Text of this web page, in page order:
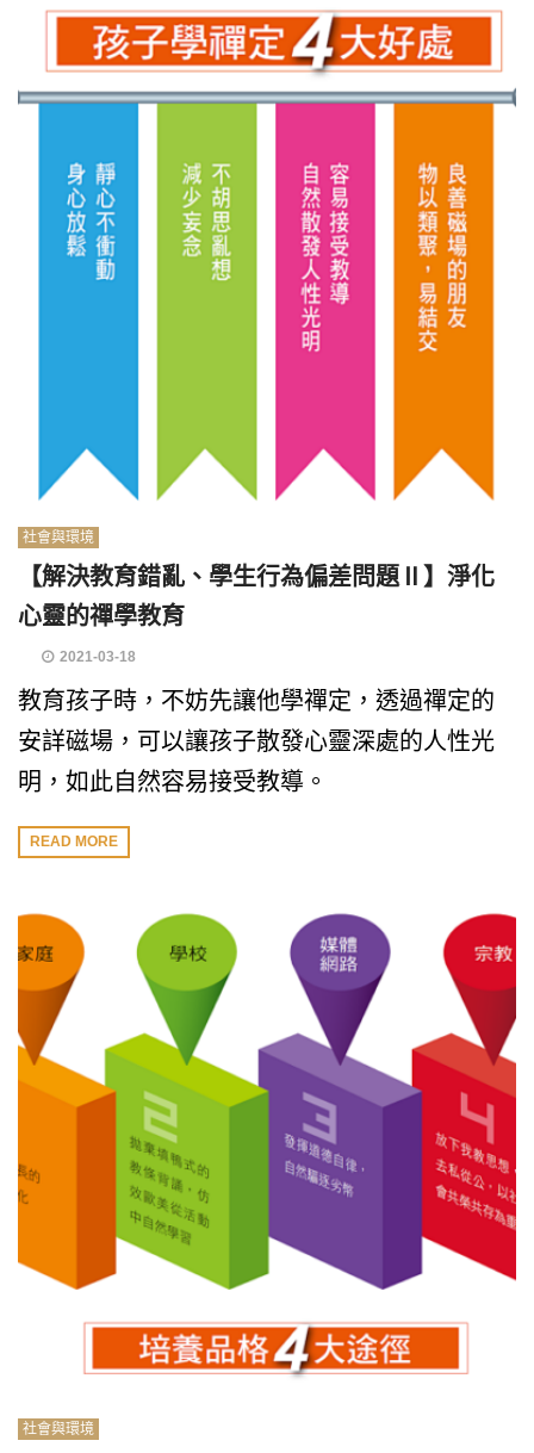
社會與環境
【解決教育錯亂、學生行為偏差問題Ⅱ】淨化
心靈的禪學教育
2021-03-18
教育孩子時，不妨先讓他學禪定，透過禪定的
安詳磁場，可以讓孩子散發心靈深處的人性光
明，如此自然容易接受教導。
READ MORE
社會與環境